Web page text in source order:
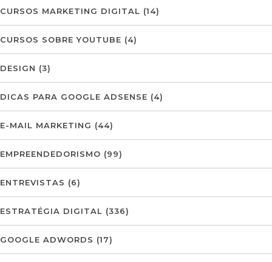
CURSOS MARKETING DIGITAL (14)
CURSOS SOBRE YOUTUBE (4)
DESIGN (3)
DICAS PARA GOOGLE ADSENSE (4)
E-MAIL MARKETING (44)
EMPREENDEDORISMO (99)
ENTREVISTAS (6)
ESTRATÉGIA DIGITAL (336)
GOOGLE ADWORDS (17)